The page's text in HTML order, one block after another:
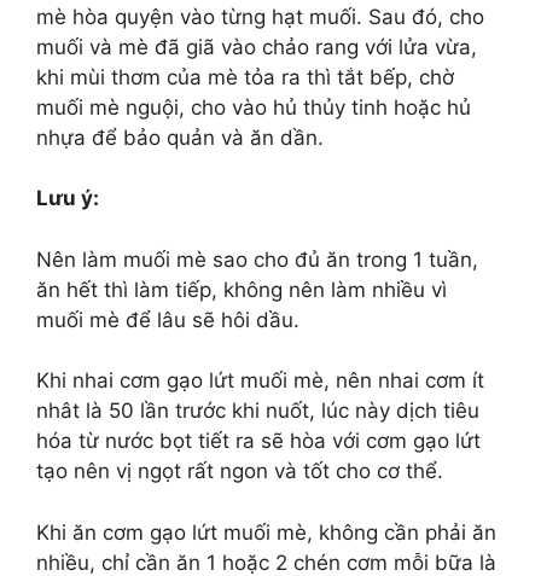
mè hòa quyện vào từng hạt muối. Sau đó, cho
muối và mè đã giã vào chảo rang với lửa vừa,
khi mùi thơm của mè tỏa ra thì tắt bếp, chờ
muối mè nguội, cho vào hủ thủy tinh hoặc hủ
nhựa để bảo quản và ăn dần.
Lưu ý:
Nên làm muối mè sao cho đủ ăn trong 1 tuần,
ăn hết thì làm tiếp, không nên làm nhiều vì
muối mè để lâu sẽ hôi dầu.
Khi nhai cơm gạo lứt muối mè, nên nhai cơm ít
nhât là 50 lần trước khi nuốt, lúc này dịch tiêu
hóa từ nước bọt tiết ra sẽ hòa với cơm gạo lứt
tạo nên vị ngọt rất ngon và tốt cho cơ thể.
Khi ăn cơm gạo lứt muối mè, không cần phải ăn
nhiều, chỉ cần ăn 1 hoặc 2 chén cơm mỗi bữa là